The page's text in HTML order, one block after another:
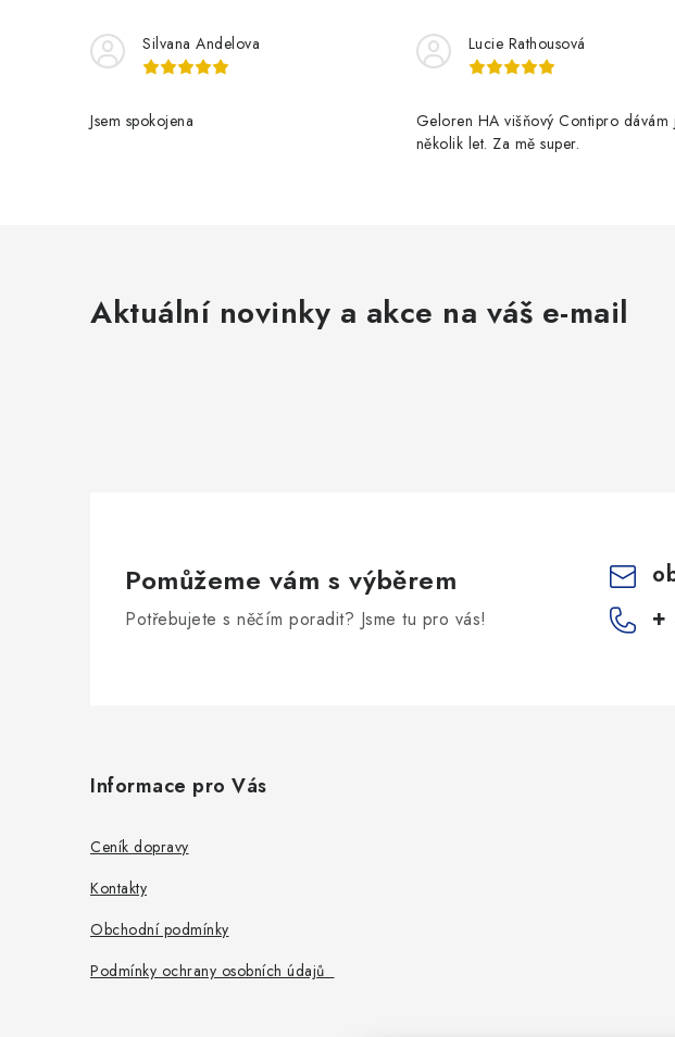
í
p
r
v
p
Silvana Andelova
Jsem spokojena
Lucie Rathousová
Geloren HA višňový Contipro dávám
několik let. Za mě super.
Aktuální novinky a akce na váš e-mail
Pomůžeme vám s výběrem
Potřebujete s něčím poradit? Jsme tu pro vás!
+
Informace pro Vás
Ceník dopravy
Kontakty
Obchodní podmínky
Podmínky ochrany osobních údajů